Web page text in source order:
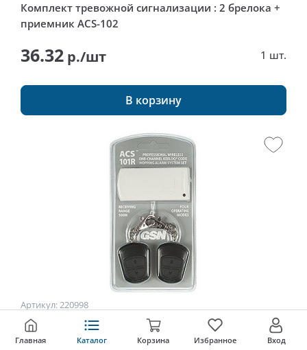
Главная Каталог Вход
Избранное
Корзина
Комплект тревожной сигнализации : 2 брелока +
приемник ACS-102
36.32 р./шт 1 шт.
В корзину
Артикул: 220998
Комплект тревожной сигнализации : 2 брелока +
приемник ACS-101R